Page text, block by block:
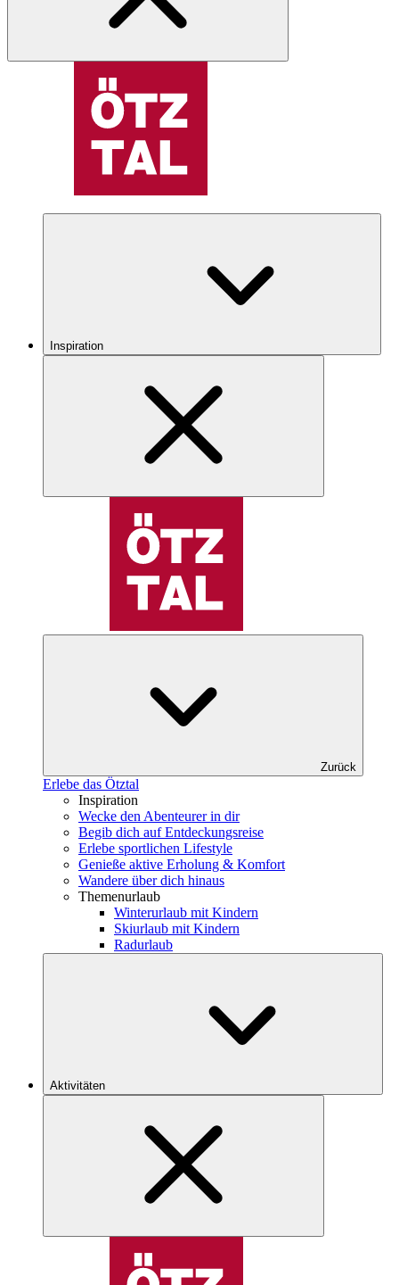
Inspiration
Zurück
Erlebe das Ötztal
Inspiration
Wecke den Abenteurer in dir
Begib dich auf Entdeckungsreise
Erlebe sportlichen Lifestyle
Genieße aktive Erholung & Komfort
Wandere über dich hinaus
Themenurlaub
Winterurlaub mit Kindern
Skiurlaub mit Kindern
Radurlaub
Aktivitäten